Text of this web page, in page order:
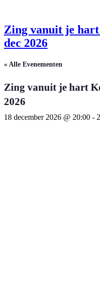
Zing vanuit je
dec 2026
« Alle Evenementen
Zing vanuit je hart
2026
18 december 2026 @ 20:00 -